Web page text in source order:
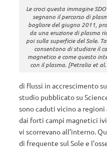
Le croci questa immagine
segnano il percorso di
bagliore del giugno 2011,
da una eruzione di plasma
poi sulla superficie del Sole.
consentono di studiare il
magnetico e come questo
con il plasma. [Petralia et
di flussi in accrescimento
studio pubblicato su
sono caduti vicino a
dai forti campi magnetici
vi scorrevano all’interno.
di frequente sul Sole e